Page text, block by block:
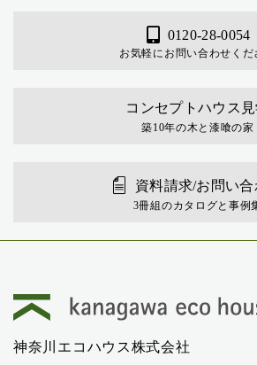
0120-28-0054
お気軽にお問い合わせくだ
コンセプトハウス見
築10年の木と漆喰の家
資料請求/お問い合
3冊組のカタログと事例
神奈川エコハウス株式会社